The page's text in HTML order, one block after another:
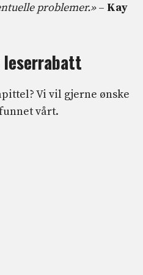
problemer.»– Kay
leserrabatt
Vi vil gjerne ønske
vårt.